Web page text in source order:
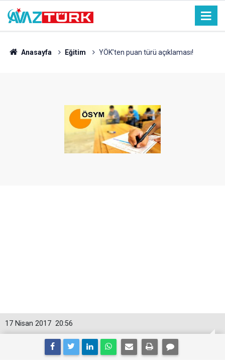
Anasayfa Eğitim YÖK’ten puan türü açıklaması!
20:56
17 Nisan 2017